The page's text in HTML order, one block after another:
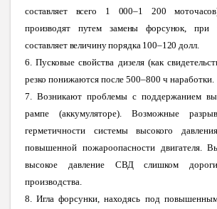
составляет всего 1 000–1 200
производят путем замены форсунок,
составляет величину порядка 100–120 долл.
6. Пусковые свойства дизеля (как
резко понижаются после 500–800 ч наработки.
7. Возникают проблемы с поддержанием
рампе (аккумуляторе). Возможные
герметичности системы высокого
повышенной пожароопасности двигателя.
высокое давление СВД слишком
производства.
8. Игла форсунки, находясь под